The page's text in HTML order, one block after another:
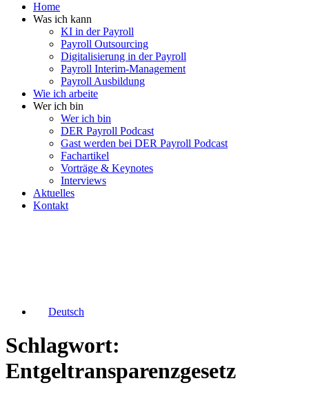
Home
Was ich kann
KI in der Payroll
Payroll Outsourcing
Digitalisierung in der Payroll
Payroll Interim-Management
Payroll Ausbildung
Wie ich arbeite
Wer ich bin
Wer ich bin
DER Payroll Podcast
Gast werden bei DER Payroll Podcast
Fachartikel
Vorträge & Keynotes
Interviews
Aktuelles
Kontakt
Deutsch
Schlagwort:
Entgeltransparenzgesetz